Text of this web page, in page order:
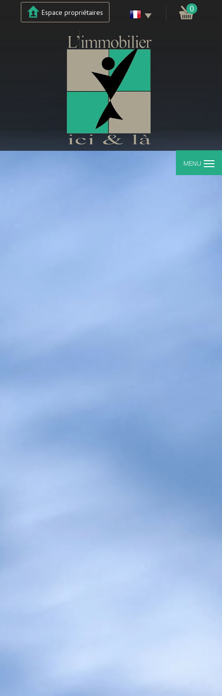
Espace propriétaires 0
MENU